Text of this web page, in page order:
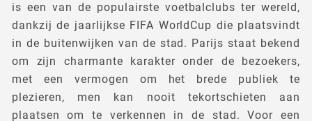
is een van de populairste voetbalclubs ter wereld,
dankzij de jaarlijkse FIFA WorldCup die plaatsvindt
in de buitenwijken van de stad. Parijs staat bekend
om zijn charmante karakter onder de bezoekers,
met een vermogen om het brede publiek te
plezieren, men kan nooit tekortschieten aan
plaatsen om te verkennen in de stad. Voor een